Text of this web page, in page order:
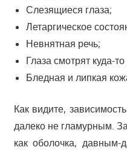
Слезящиеся глаза;
Летаргическое
Невнятная речь;
Глаза смотрят куда-
Бледная и липкая
Как видите,
далеко не гламурным.
как оболочка, давным-